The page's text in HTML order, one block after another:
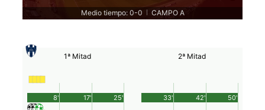
Medio tiempo: 0-0
CAMPO A
1ª Mitad
25'
8' 17'
2ª Mitad
50'
33' 42'